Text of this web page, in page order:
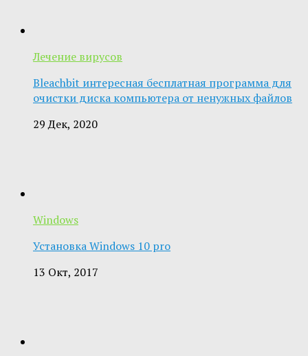
Лечение вирусов
Bleachbit интересная бесплатная программа для
очистки диска компьютера от ненужных файлов
29 Дек, 2020
Windows
Установка Windows 10 pro
13 Окт, 2017